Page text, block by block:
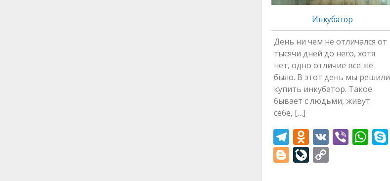
Инкубатор
День ни чем не отличался от
тысячи дней до него, хотя
нет, одно отличие все же
было. В этот день мы решили
купить инкубатор. Такое
бывает с людьми, живут
себе, […]
T
el
e
O
d
n
V
K
Vi W S
Bl Li C